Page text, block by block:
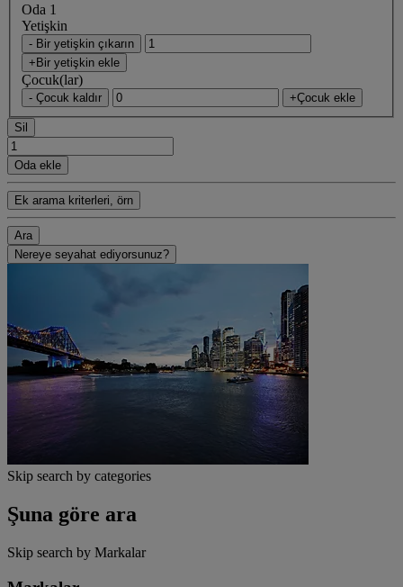
Oda 1
Yetişkin
- Bir yetişkin çıkarın
+Bir yetişkin ekle
Çocuk(lar)
- Çocuk kaldır +Çocuk ekle
Sil
Oda ekle
Ek arama kriterleri, örn
Ara
Nereye seyahat ediyorsunuz?
Skip search by categories
Şuna göre ara
Skip search by Markalar